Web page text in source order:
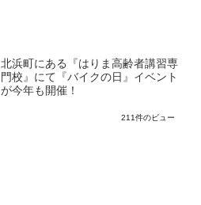
北浜町にある『はりま高齢者講習専
門校』にて『バイクの日』イベント
が今年も開催！
211件のビュー